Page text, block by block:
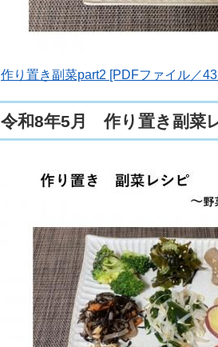
作り置き副菜part2 [PDFファイル／
令和8年5月 作り置き副菜